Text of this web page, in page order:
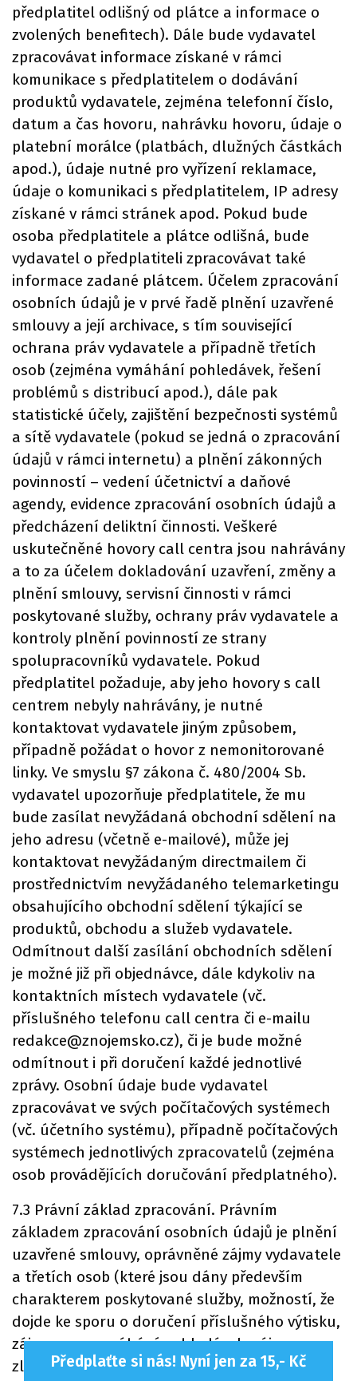
Předplaťte si nás! Nyní jen za 15,- Kč
předplatitel odlišný od plátce a informace o
zvolených benefitech). Dále bude vydavatel
zpracovávat informace získané v rámci
komunikace s předplatitelem o dodávání
produktů vydavatele, zejména telefonní číslo,
datum a čas hovoru, nahrávku hovoru, údaje o
platební morálce (platbách, dlužných částkách
apod.), údaje nutné pro vyřízení reklamace,
údaje o komunikaci s předplatitelem, IP adresy
získané v rámci stránek apod. Pokud bude
osoba předplatitele a plátce odlišná, bude
vydavatel o předplatiteli zpracovávat také
informace zadané plátcem. Účelem zpracování
osobních údajů je v prvé řadě plnění uzavřené
smlouvy a její archivace, s tím související
ochrana práv vydavatele a případně třetích
osob (zejména vymáhání pohledávek, řešení
problémů s distribucí apod.), dále pak
statistické účely, zajištění bezpečnosti systémů
a sítě vydavatele (pokud se jedná o zpracování
údajů v rámci internetu) a plnění zákonných
povinností – vedení účetnictví a daňové
agendy, evidence zpracování osobních údajů a
předcházení deliktní činnosti. Veškeré
uskutečněné hovory call centra jsou nahrávány
a to za účelem dokladování uzavření, změny a
plnění smlouvy, servisní činnosti v rámci
poskytované služby, ochrany práv vydavatele a
kontroly plnění povinností ze strany
spolupracovníků vydavatele. Pokud
předplatitel požaduje, aby jeho hovory s call
centrem nebyly nahrávány, je nutné
kontaktovat vydavatele jiným způsobem,
případně požádat o hovor z nemonitorované
linky. Ve smyslu §7 zákona č. 480/2004 Sb.
vydavatel upozorňuje předplatitele, že mu
bude zasílat nevyžádaná obchodní sdělení na
jeho adresu (včetně e-mailové), může jej
kontaktovat nevyžádaným directmailem či
prostřednictvím nevyžádaného telemarketingu
obsahujícího obchodní sdělení týkající se
produktů, obchodu a služeb vydavatele.
Odmítnout další zasílání obchodních sdělení
je možné již při objednávce, dále kdykoliv na
kontaktních místech vydavatele (vč.
příslušného telefonu call centra či e-mailu
redakce@znojemsko.cz), či je bude možné
odmítnout i při doručení každé jednotlivé
zprávy. Osobní údaje bude vydavatel
zpracovávat ve svých počítačových systémech
(vč. účetního systému), případně počítačových
systémech jednotlivých zpracovatelů (zejména
osob provádějících doručování předplatného).
7.3 Právní základ zpracování. Právním
základem zpracování osobních údajů je plnění
uzavřené smlouvy, oprávněné zájmy vydavatele
a třetích osob (které jsou dány především
charakterem poskytované služby, možností, že
dojde ke sporu o doručení příslušného výtisku,
zájmem na vymáhání pohledávek, zájmem na
zlepšování služeb vydavatele a bezpečnosti